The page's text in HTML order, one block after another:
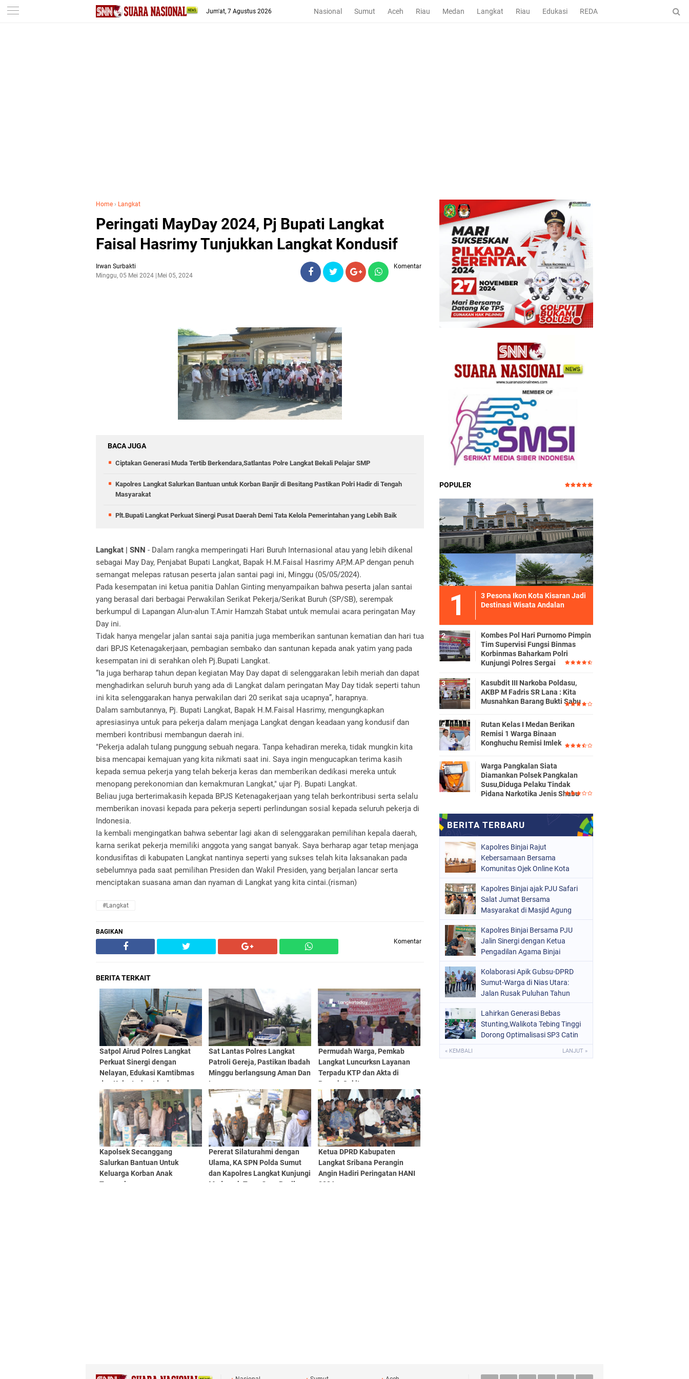
-->
Jum'at, 7 Agustus 2026 Nasional Sumut Aceh Riau Medan Langkat Riau Edukasi REDAKSI
Home › Langkat
Peringati MayDay 2024, Pj Bupati Langkat
Faisal Hasrimy Tunjukkan Langkat Kondusif
Irwan Surbakti
Minggu, 05 Mei 2024
Mei 05, 2024
Komentar
BACA JUGA
Ciptakan Generasi Muda Tertib Berkendara,Satlantas Polre Langkat Bekali Pelajar SMP
Kapolres Langkat Salurkan Bantuan untuk Korban Banjir di Besitang Pastikan Polri Hadir di Tengah
Masyarakat
Plt.Bupati Langkat Perkuat Sinergi Pusat Daerah Demi Tata Kelola Pemerintahan yang Lebih Baik
Langkat | SNN - Dalam rangka memperingati Hari Buruh Internasional atau yang lebih dikenal
sebagai May Day, Penjabat Bupati Langkat, Bapak H.M.Faisal Hasrimy AP,M.AP dengan penuh
semangat melepas ratusan peserta jalan santai pagi ini, Minggu (05/05/2024).
Pada kesempatan ini ketua panitia Dahlan Ginting menyampaikan bahwa peserta jalan santai
yang berasal dari berbagai Perwakilan Serikat Pekerja/Serikat Buruh (SP/SB), serempak
berkumpul di Lapangan Alun-alun T.Amir Hamzah Stabat untuk memulai acara peringatan May
Day ini.
Tidak hanya mengelar jalan santai saja panitia juga memberikan santunan kematian dan hari tua
dari BPJS Ketenagakerjaan, pembagian sembako dan santunan kepada anak yatim yang pada
kesempatan ini di serahkan oleh Pj.Bupati Langkat.
“Ia juga berharap tahun depan kegiatan May Day dapat di selenggarakan lebih meriah dan dapat
menghadirkan seluruh buruh yang ada di Langkat dalam peringatan May Day tidak seperti tahun
ini kita selenggarakan hanya perwakilan dari 20 serikat saja ucapnya”, harapnya.
Dalam sambutannya, Pj. Bupati Langkat, Bapak H.M.Faisal Hasrimy, mengungkapkan
apresiasinya untuk para pekerja dalam menjaga Langkat dengan keadaan yang kondusif dan
memberi kontribusi membangun daerah ini.
"Pekerja adalah tulang punggung sebuah negara. Tanpa kehadiran mereka, tidak mungkin kita
bisa mencapai kemajuan yang kita nikmati saat ini. Saya ingin mengucapkan terima kasih
kepada semua pekerja yang telah bekerja keras dan memberikan dedikasi mereka untuk
menopang perekonomian dan kemakmuran Langkat," ujar Pj. Bupati Langkat.
Beliau juga berterimakasih kepada BPJS Ketenagakerjaan yang telah berkontribusi serta selalu
memberikan inovasi kepada para pekerja seperti perlindungan sosial kepada seluruh pekerja di
Indonesia.
Ia kembali mengingatkan bahwa sebentar lagi akan di selenggarakan pemilihan kepala daerah,
karna serikat pekerja memiliki anggota yang sangat banyak. Saya berharap agar tetap menjaga
kondusifitas di kabupaten Langkat nantinya seperti yang sukses telah kita laksanakan pada
sebelumnya pada saat pemilihan Presiden dan Wakil Presiden, yang berjalan lancar serta
menciptakan suasana aman dan nyaman di Langkat yang kita cintai.(risman)
#Langkat
BAGIKAN
Komentar
BERITA TERKAIT
Satpol Airud Polres Langkat
Perkuat Sinergi dengan
Nelayan, Edukasi Kamtibmas
dan Kelestarian Lingkungan
Pesisir di Kelurahan Brandan
Timur
Sat Lantas Polres Langkat
Patroli Gereja, Pastikan Ibadah
Minggu berlangsung Aman Dan
Lancar
Permudah Warga, Pemkab
Langkat Luncurksn Layanan
Terpadu KTP dan Akta di
Rumah Sakit
Kapolsek Secanggang
Salurkan Bantuan Untuk
Keluarga Korban Anak
Tenggelam
Pererat Silaturahmi dengan
Ulama, KA SPN Polda Sumut
dan Kapolres Langkat Kunjungi
Madrasah Tuan Guru Besilam
Ketua DPRD Kabupaten
Langkat Sribana Perangin
Angin Hadiri Peringatan HANI
2026
POPULER
3 Pesona Ikon Kota Kisaran Jadi
Destinasi Wisata Andalan
Kombes Pol Hari Purnomo Pimpin
Tim Supervisi Fungsi Binmas
Korbinmas Baharkam Polri
Kunjungi Polres Sergai
Kasubdit III Narkoba Poldasu,
AKBP M Fadris SR Lana : Kita
Musnahkan Barang Bukti Sabu
Rutan Kelas I Medan Berikan
Remisi 1 Warga Binaan
Konghuchu Remisi Imlek
Warga Pangkalan Siata
Diamankan Polsek Pangkalan
Susu,Diduga Pelaku Tindak
Pidana Narkotika Jenis Shabu
Kapolres Binjai Rajut
Kebersamaan Bersama
Komunitas Ojek Online Kota
Kapolres Binjai ajak PJU Safari
Salat Jumat Bersama
Masyarakat di Masjid Agung
Kapolres Binjai Bersama PJU
Jalin Sinergi dengan Ketua
Pengadilan Agama Binjai
Kolaborasi Apik Gubsu-DPRD
Sumut-Warga di Nias Utara:
Jalan Rusak Puluhan Tahun
Lahirkan Generasi Bebas
Stunting,Walikota Tebing Tinggi
Dorong Optimalisasi SP3 Catin
« KEMBALI LANJUT »